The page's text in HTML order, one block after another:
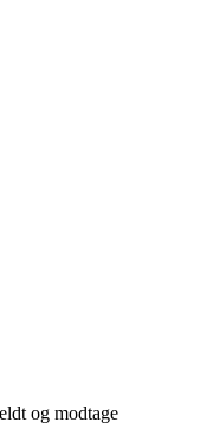
og modtage